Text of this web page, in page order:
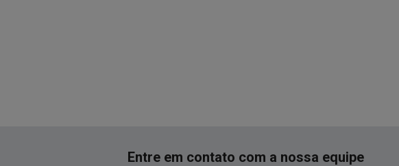
Entre em contato com a nossa equipe